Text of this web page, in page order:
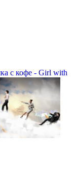
с кофе - Girl with